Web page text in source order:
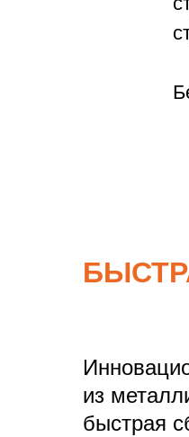
из
быстрая